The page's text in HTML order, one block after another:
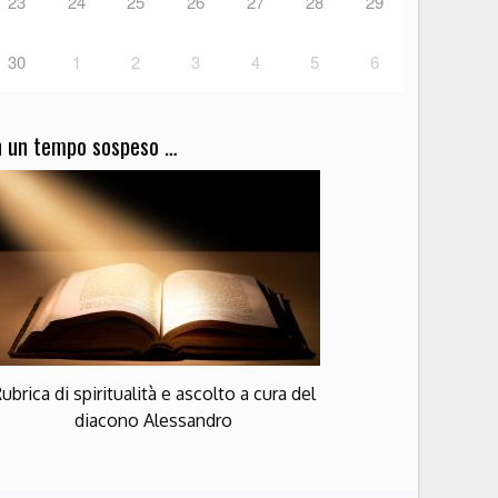
30 1 2 3 4 5 6
un tempo sospeso …
di spiritualità e ascolto a cura del
diacono Alessandro